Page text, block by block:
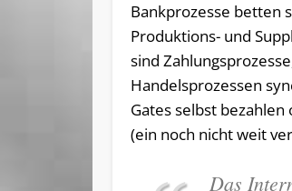
Bankprozesse betten
Produktions- und
sind
Handelsprozessen
Gates selbst
(ein noch nicht weit
Das